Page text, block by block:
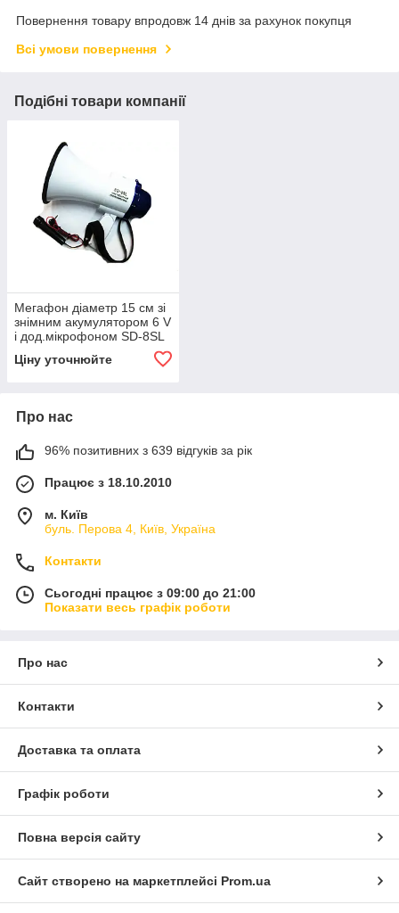
Повернення товару впродовж 14 днів за рахунок покупця
Всі умови повернення
Подібні товари компанії
Мегафон діаметр 15 см зі
знімним акумулятором 6 V
і дод.мікрофоном SD-8SL
Ціну уточнюйте
Про нас
96% позитивних з 639 відгуків за рік
Працює з 18.10.2010
м. Київ
буль. Перова 4, Київ, Україна
Контакти
Сьогодні працює з 09:00 до 21:00
Показати весь графік роботи
Про нас
Контакти
Доставка та оплата
Графік роботи
Повна версія сайту
Сайт створено на маркетплейсі Prom.ua